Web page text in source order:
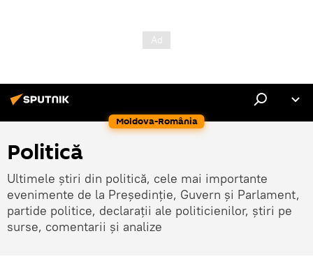
Moldova-România
Politică
Ultimele știri din politică, cele mai importante
evenimente de la Președinție, Guvern și Parlament,
partide politice, declarații ale politicienilor, știri pe
surse, comentarii și analize